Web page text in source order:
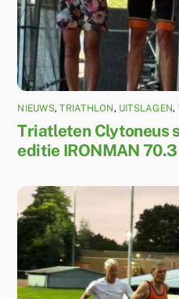
NIEUWS,TRIATHLON, UITSLAGEN,
Triatleten Clytoneus
editie IRONMAN